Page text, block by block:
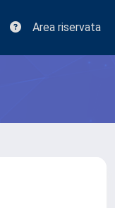
Area riservata